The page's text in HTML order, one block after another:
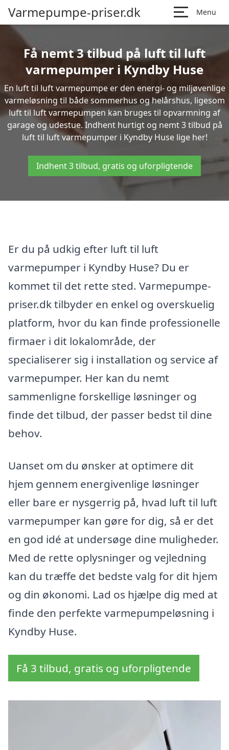
Varmepumpe-priser.dk Menu
Få nemt 3 tilbud på luft til luft
varmepumper i Kyndby Huse
En luft til luft varmepumpe er den energi- og miljøvenlige
varmeløsning til både sommerhus og helårshus, ligesom
luft til luft varmepumpen kan bruges til opvarmning af
garage og udestue. Indhent hurtigt og nemt 3 tilbud på
luft til luft varmepumper i Kyndby Huse lige her!
Indhent 3 tilbud, gratis og uforpligtende
Er du på udkig efter luft til luft
varmepumper i Kyndby Huse? Du er
kommet til det rette sted. Varmepumpe-
priser.dk tilbyder en enkel og overskuelig
platform, hvor du kan finde professionelle
firmaer i dit lokalområde, der
specialiserer sig i installation og service af
varmepumper. Her kan du nemt
sammenligne forskellige løsninger og
finde det tilbud, der passer bedst til dine
behov.
Uanset om du ønsker at optimere dit
hjem gennem energivenlige løsninger
eller bare er nysgerrig på, hvad luft til luft
varmepumper kan gøre for dig, så er det
en god idé at undersøge dine muligheder.
Med de rette oplysninger og vejledning
kan du træffe det bedste valg for dit hjem
og din økonomi. Lad os hjælpe dig med at
finde den perfekte varmepumpeløsning i
Kyndby Huse.
Få 3 tilbud, gratis og uforpligtende